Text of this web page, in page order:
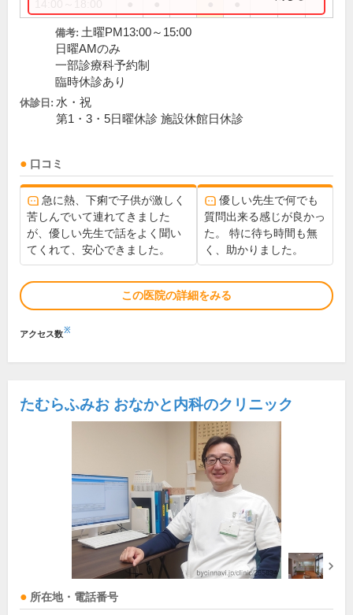
備考: 土曜PM13:00～15:00
日曜AMのみ
一部診療科予約制
臨時休診あり
休診日: 水・祝
第1・3・5日曜休診 施設休館日休診
口コミ
急に熱、下痢で子供が激しく
苦しんでいて連れてきました
が、優しい先生で話をよく聞い
てくれて、安心できました。
優しい先生で何でも
質問出来る感じが良かっ
た。 特に待ち時間も無
く、助かりました。
この医院の詳細をみる
アクセス数※
たむらふみお おなかと内科のクリニック
所在地・電話番号